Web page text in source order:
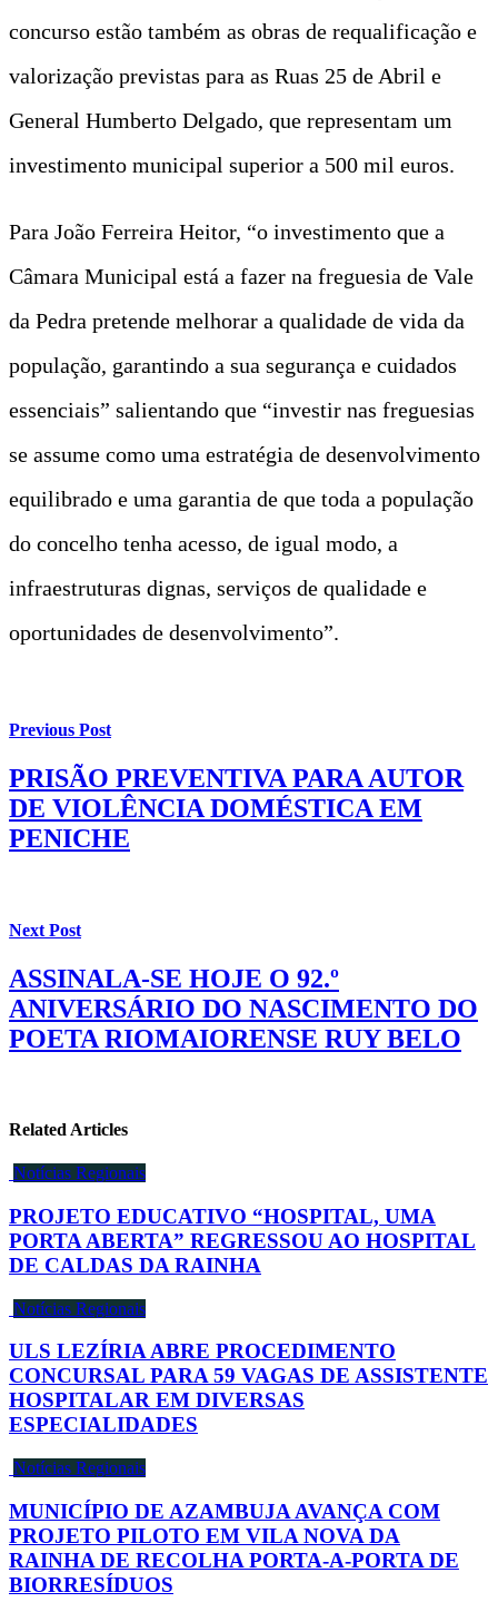
concurso estão também as obras de requalificação e
valorização previstas para as Ruas 25 de Abril e
General Humberto Delgado, que representam um
investimento municipal superior a 500 mil euros.
Para João Ferreira Heitor, “o investimento que a
Câmara Municipal está a fazer na freguesia de Vale
da Pedra pretende melhorar a qualidade de vida da
população, garantindo a sua segurança e cuidados
essenciais” salientando que “investir nas freguesias
se assume como uma estratégia de desenvolvimento
equilibrado e uma garantia de que toda a população
do concelho tenha acesso, de igual modo, a
infraestruturas dignas, serviços de qualidade e
oportunidades de desenvolvimento”.
Previous Post
PRISÃO PREVENTIVA PARA AUTOR
DE VIOLÊNCIA DOMÉSTICA EM
PENICHE
Next Post
ASSINALA-SE HOJE O 92.º
ANIVERSÁRIO DO NASCIMENTO DO
POETA RIOMAIORENSE RUY BELO
Related Articles
Notícias Regionais
PROJETO EDUCATIVO “HOSPITAL, UMA
PORTA ABERTA” REGRESSOU AO HOSPITAL
DE CALDAS DA RAINHA
Notícias Regionais
ULS LEZÍRIA ABRE PROCEDIMENTO
CONCURSAL PARA 59 VAGAS DE ASSISTENTE
HOSPITALAR EM DIVERSAS
ESPECIALIDADES
Notícias Regionais
MUNICÍPIO DE AZAMBUJA AVANÇA COM
PROJETO PILOTO EM VILA NOVA DA
RAINHA DE RECOLHA PORTA-A-PORTA DE
BIORRESÍDUOS